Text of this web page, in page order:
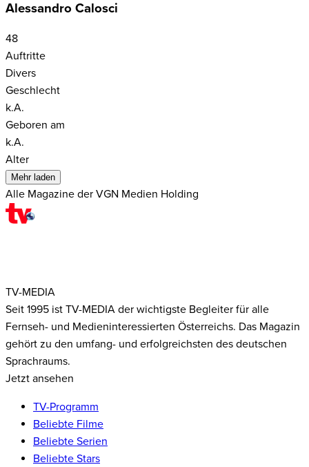
Alessandro Calosci
48
Auftritte
Divers
Geschlecht
k.A.
Geboren am
k.A.
Alter
Mehr laden
Alle Magazine der VGN Medien Holding
TV-MEDIA
Seit 1995 ist TV-MEDIA der wichtigste Begleiter für alle
Fernseh- und Medieninteressierten Österreichs. Das Magazin
gehört zu den umfang- und erfolgreichsten des deutschen
Sprachraums.
Jetzt ansehen
TV-Programm
Beliebte Filme
Beliebte Serien
Beliebte Stars